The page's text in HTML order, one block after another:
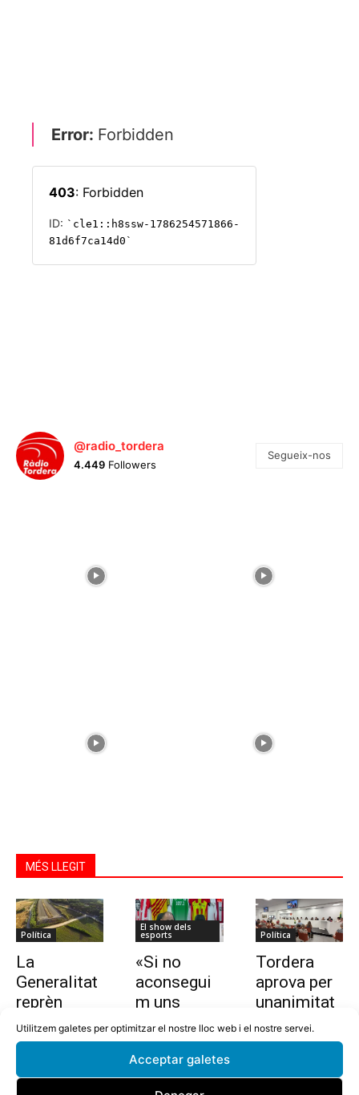
Utilitzem galetes per optimitzar el nostre lloc web i el nostre servei.
Acceptar galetes
@radio_tordera
4.449 Followers
Segueix-nos
MÉS LLEGIT
Política
La
Generalitat
reprèn
l’estudi per
allargar la
Tordera
El show dels
esports
«Si no
aconsegui
m uns
10.000
euros en
dues
setmanes,
Política
Tordera
aprova per
unanimitat
la nova
ordenança i
nt del